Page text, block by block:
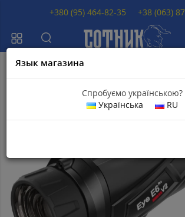
Язык магазина
Спробуємо українською?
Українська
RU
+380 (95) 464-82-35 +38 (063)